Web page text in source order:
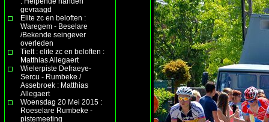
gevraagd
Elite zc en beloften :
Waregem - Beselare
/Bekende seingever
overleden
Tielt : elite zc en beloften :
Matthias Allegaert
Wielerpiste Defraeye-
Sercu - Rumbeke /
Assebroek : Matthias
Allegaert
Woensdag 20 Mei 2015 :
Roeselare Rumbeke -
pistemeeting